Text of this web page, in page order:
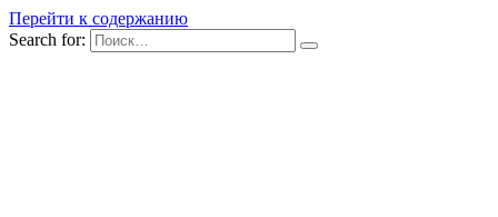
Перейти к содержанию
Search for: